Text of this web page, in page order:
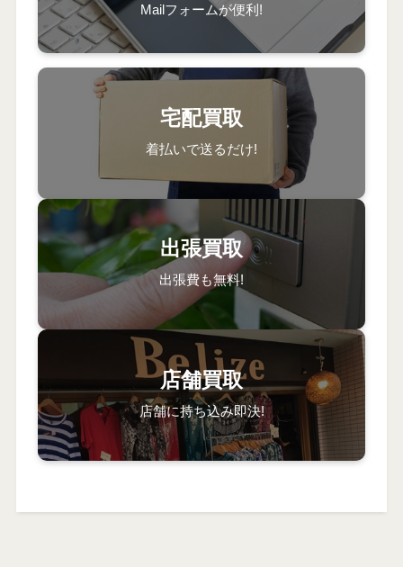
Mailフォームが便利!
宅配買取
着払いで送るだけ!
出張買取
出張費も無料!
店舗買取
店舗に持ち込み即決!